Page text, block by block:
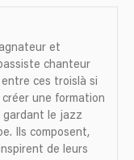
et
chanteur
entre ces troislà si
créer une formation
gardant le jazz
Ils composent,
de leurs